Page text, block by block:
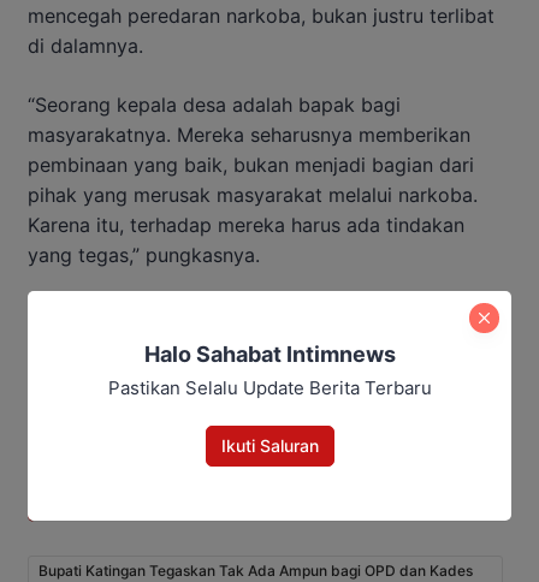
mencegah peredaran narkoba, bukan justru terlibat
di dalamnya.
“Seorang kepala desa adalah bapak bagi
masyarakatnya. Mereka seharusnya memberikan
pembinaan yang baik, bukan menjadi bagian dari
pihak yang merusak masyarakat melalui narkoba.
Karena itu, terhadap mereka harus ada tindakan
yang tegas,” pungkasnya.
Kompolnas Minta Polda Kalteng
Kejar Bandar hingga Jalur
Bupati Katingan Tegaskan Tak Ada Ampun bagi OPD dan Kades
Halo Sahabat Intimnews
Pastikan Selalu Update Berita Terbaru
Ikuti Saluran